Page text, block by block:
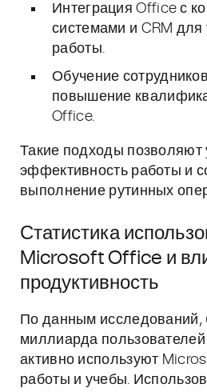
Интеграция Office с
системами и CRM
работы.
Обучение
повышение
Office.
Такие подходы позволяют
эффективность работы и
выполнение рутинных
Статистика
Microsoft Office и
продуктивность
По данным исследований,
миллиарда
активно используют
работы и учебы.